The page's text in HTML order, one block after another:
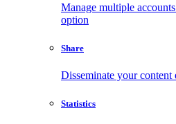
Manage multiple
option
Share
Disseminate your
Statistics